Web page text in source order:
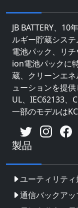
JB BATTERY、
ルギー貯蔵シス
電池パック、リ
ion電池パックに
蔵、クリーンエ
ューションを提
UL、IEC62133、
一部のモデルは
製品
ユーティリテ
通信バックア